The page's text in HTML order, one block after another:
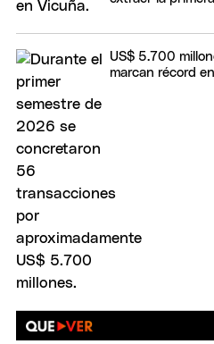
US$ 5.700
marcan récord